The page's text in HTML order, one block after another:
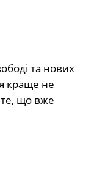
та нових
краще не
що вже